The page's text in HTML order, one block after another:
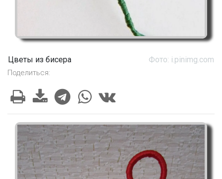
Цветы из бисера Фото: i.pinimg.com
Поделиться: